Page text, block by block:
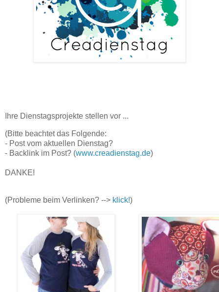
Ihre Dienstagsprojekte stellen vor ...
(Bitte beachtet das Folgende:
- Post vom aktuellen Dienstag?
- Backlink im Post? (www.creadienstag.de)
DANKE!
(Probleme beim Verlinken? --> klick!)